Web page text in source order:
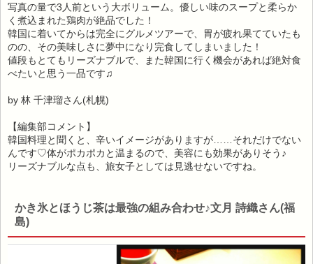
写真の量で3人前という大ボリューム。優しい味のスープと柔らか
く煮込まれた鶏肉が絶品でした！
韓国に着いてからは完全にグルメツアーで、胃が疲れ果てていたも
のの、その美味しさに夢中になり完食してしまいました！
値段もとてもリーズナブルで、また韓国に行く機会があれば絶対食
べたいと思う一品です♫
by 林 千津瑠さん(札幌)
【編集部コメント】
韓国料理と聞くと、辛いイメージがありますが……それだけでない
んです♡体がポカポカと温まるので、美容にも効果がありそう♪
リーズナブルな点も、旅女子としては見逃せないですね。
かき氷とほうじ茶は最強の組み合わせ♪文月 詩織さん(福
島)